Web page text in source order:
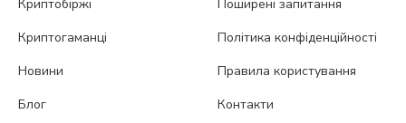
Криптобіржі
Криптогаманці
Новини
Блог
Поширені запитання
Політика конфіденційності
Правила користування
Контакти